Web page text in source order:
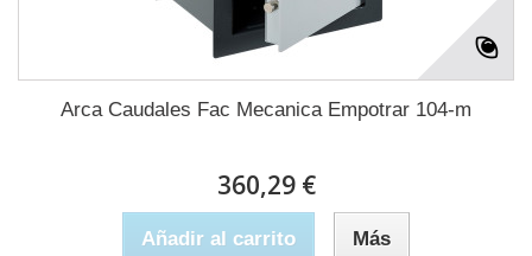
Arca Caudales Fac Mecanica Empotrar 104-m
360,29 €
Añadir al carrito Más